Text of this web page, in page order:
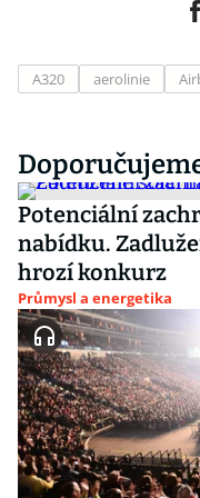
A320 aerolinie
Potenciální
nabídku.
hrozí konkurz
Průmysl a energetika